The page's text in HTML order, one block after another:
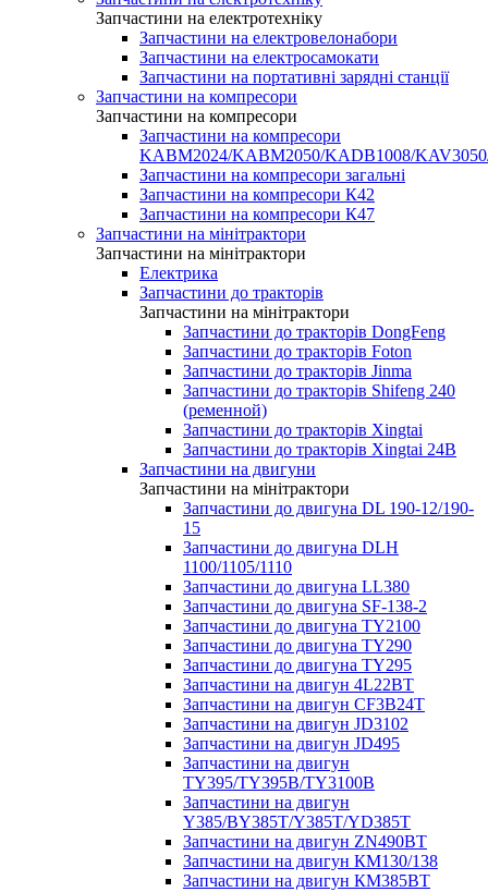
Запчастини на електротехніку
Запчастини на електровелонабори
Запчастини на електросамокати
Запчастини на портативні зарядні станції
Запчастини на компресори
Запчастини на компресори
Запчастини на компресори
KABM2024/KABM2050/KADB1008/
Запчастини на компресори загальні
Запчастини на компресори К42
Запчастини на компресори К47
Запчастини на мінітрактори
Запчастини на мінітрактори
Електрика
Запчастини до тракторів
Запчастини на мінітрактори
Запчастини до тракторів DongFeng
Запчастини до тракторів Foton
Запчастини до тракторів Jinma
Запчастини до тракторів Shifeng 240
(ременной)
Запчастини до тракторів Xingtai
Запчастини до тракторів Xingtai 24В
Запчастини на двигуни
Запчастини на мінітрактори
Запчастини до двигуна DL 190-12/190-
15
Запчастини до двигуна DLH
1100/1105/1110
Запчастини до двигуна LL380
Запчастини до двигуна SF-138-2
Запчастини до двигуна TY2100
Запчастини до двигуна TY290
Запчастини до двигуна TY295
Запчастини на двигун 4L22BT
Запчастини на двигун CF3B24T
Запчастини на двигун JD3102
Запчастини на двигун JD495
Запчастини на двигун
TY395/TY395В/TY3100В
Запчастини на двигун
Y385/BY385T/Y385T/YD385T
Запчастини на двигун ZN490BT
Запчастини на двигун КМ130/138
Запчастини на двигун КМ385ВТ